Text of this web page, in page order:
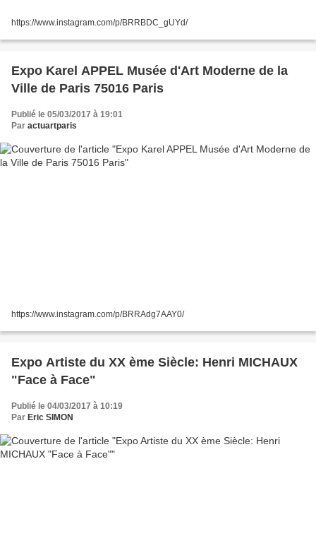
https://www.instagram.com/p/BRRBDC_gUYd/
Expo Karel APPEL Musée d'Art Moderne de la
Ville de Paris 75016 Paris
Publié le 05/03/2017 à 19:01
Par actuartparis
https://www.instagram.com/p/BRRAdg7AAY0/
Expo Artiste du XX ème Siècle: Henri MICHAUX
"Face à Face"
Publié le 04/03/2017 à 10:19
Par Eric SIMON